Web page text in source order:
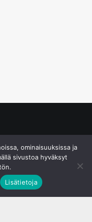
ominaisuuksissa ja
sivustoa hyväksyt
Lisätietoja